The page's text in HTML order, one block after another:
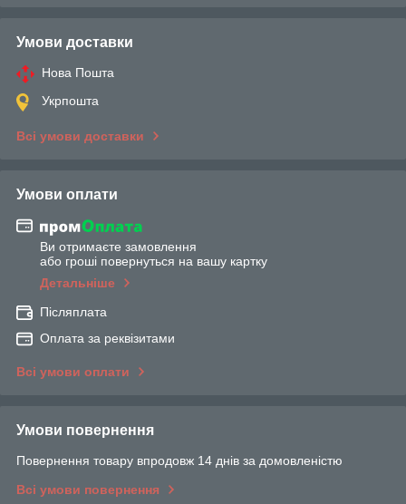
Умови доставки
Нова Пошта
Укрпошта
Всі умови доставки
Умови оплати
Ви отримаєте замовлення
або гроші повернуться на вашу картку
Детальніше
Післяплата
Оплата за реквізитами
Всі умови оплати
Умови повернення
Повернення товару впродовж 14 днів за домовленістю
Всі умови повернення